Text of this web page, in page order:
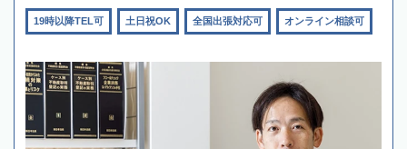
19時以降TEL可 土日祝OK 全国出張対応可 オンライン相談可